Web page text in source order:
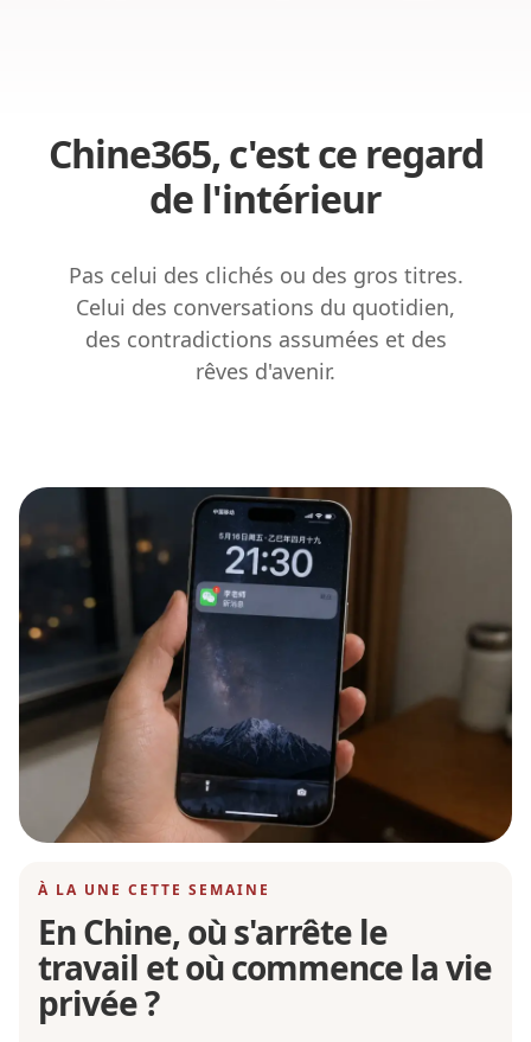
Chine365, c'est ce regard
de l'intérieur
Pas celui des clichés ou des gros titres.
Celui des conversations du quotidien,
des contradictions assumées et des
rêves d'avenir.
À LA UNE CETTE SEMAINE
En Chine, où s'arrête le
travail et où commence la vie
privée ?